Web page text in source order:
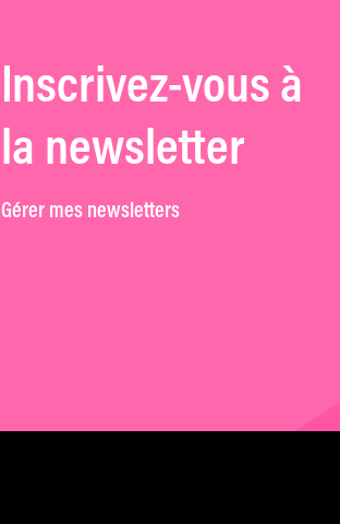
Inscrivez-vous à
la newsletter
Gérer mes newsletters